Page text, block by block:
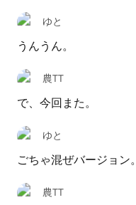
ゆと
うんうん。
農TT
で、今回また。
ゆと
ごちゃ混ぜバージョン。
農TT